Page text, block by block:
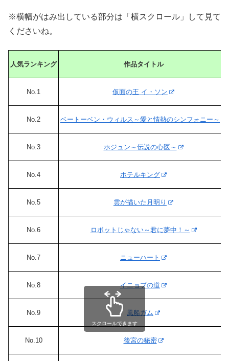
※横幅がはみ出している部分は「横スクロール」して見て
くださいね。
人気ランキング 作品タイトル
No.1 仮面の王 イ・ソン
No.2 ベートーベン・ウィルス～愛と情熱のシンフォニー～
No.3 ホジュン～伝説の心医～
No.4 ホテルキング
No.5 雲が描いた月明り
No.6 ロボットじゃない～君に夢中！～
No.7 ニューハート
No.8 イニョプの道
No.9 風船ガム
No.10 後宮の秘密
スクロールできます